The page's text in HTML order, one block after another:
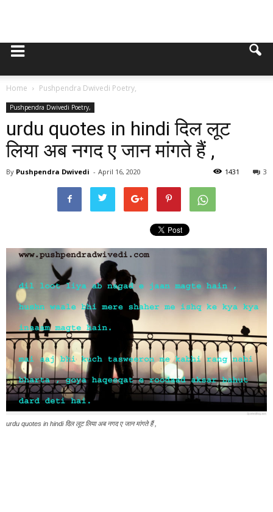
Home Pushpendra Dwivedi Poetry,
Pushpendra Dwivedi Poetry,
urdu quotes in hindi दिल लूट
लिया अब नगद ए जान मांगते हैं ,
By Pushpendra Dwivedi - April 16, 2020 3
1431
urdu quotes in hindi दिल लूट लिया अब नगद ए जान मांगते हैं ,